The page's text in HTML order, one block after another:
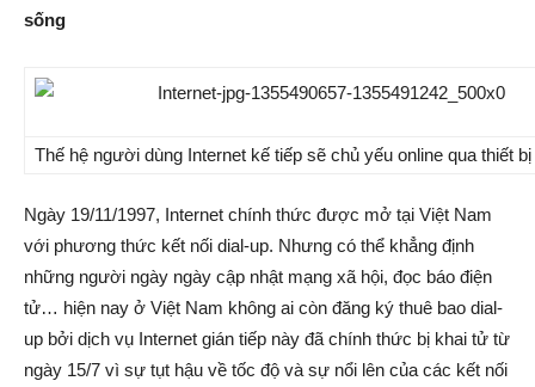
sống
Thế hệ người dùng Internet kế tiếp sẽ chủ yếu online qua thiết bị
Ngày 19/11/1997, Internet chính thức được mở tại Việt Nam
với phương thức kết nối dial-up. Nhưng có thể khẳng định
những người ngày ngày cập nhật mạng xã hội, đọc báo điện
tử… hiện nay ở Việt Nam không ai còn đăng ký thuê bao dial-
up bởi dịch vụ Internet gián tiếp này đã chính thức bị khai tử từ
ngày 15/7 vì sự tụt hậu về tốc độ và sự nổi lên của các kết nối